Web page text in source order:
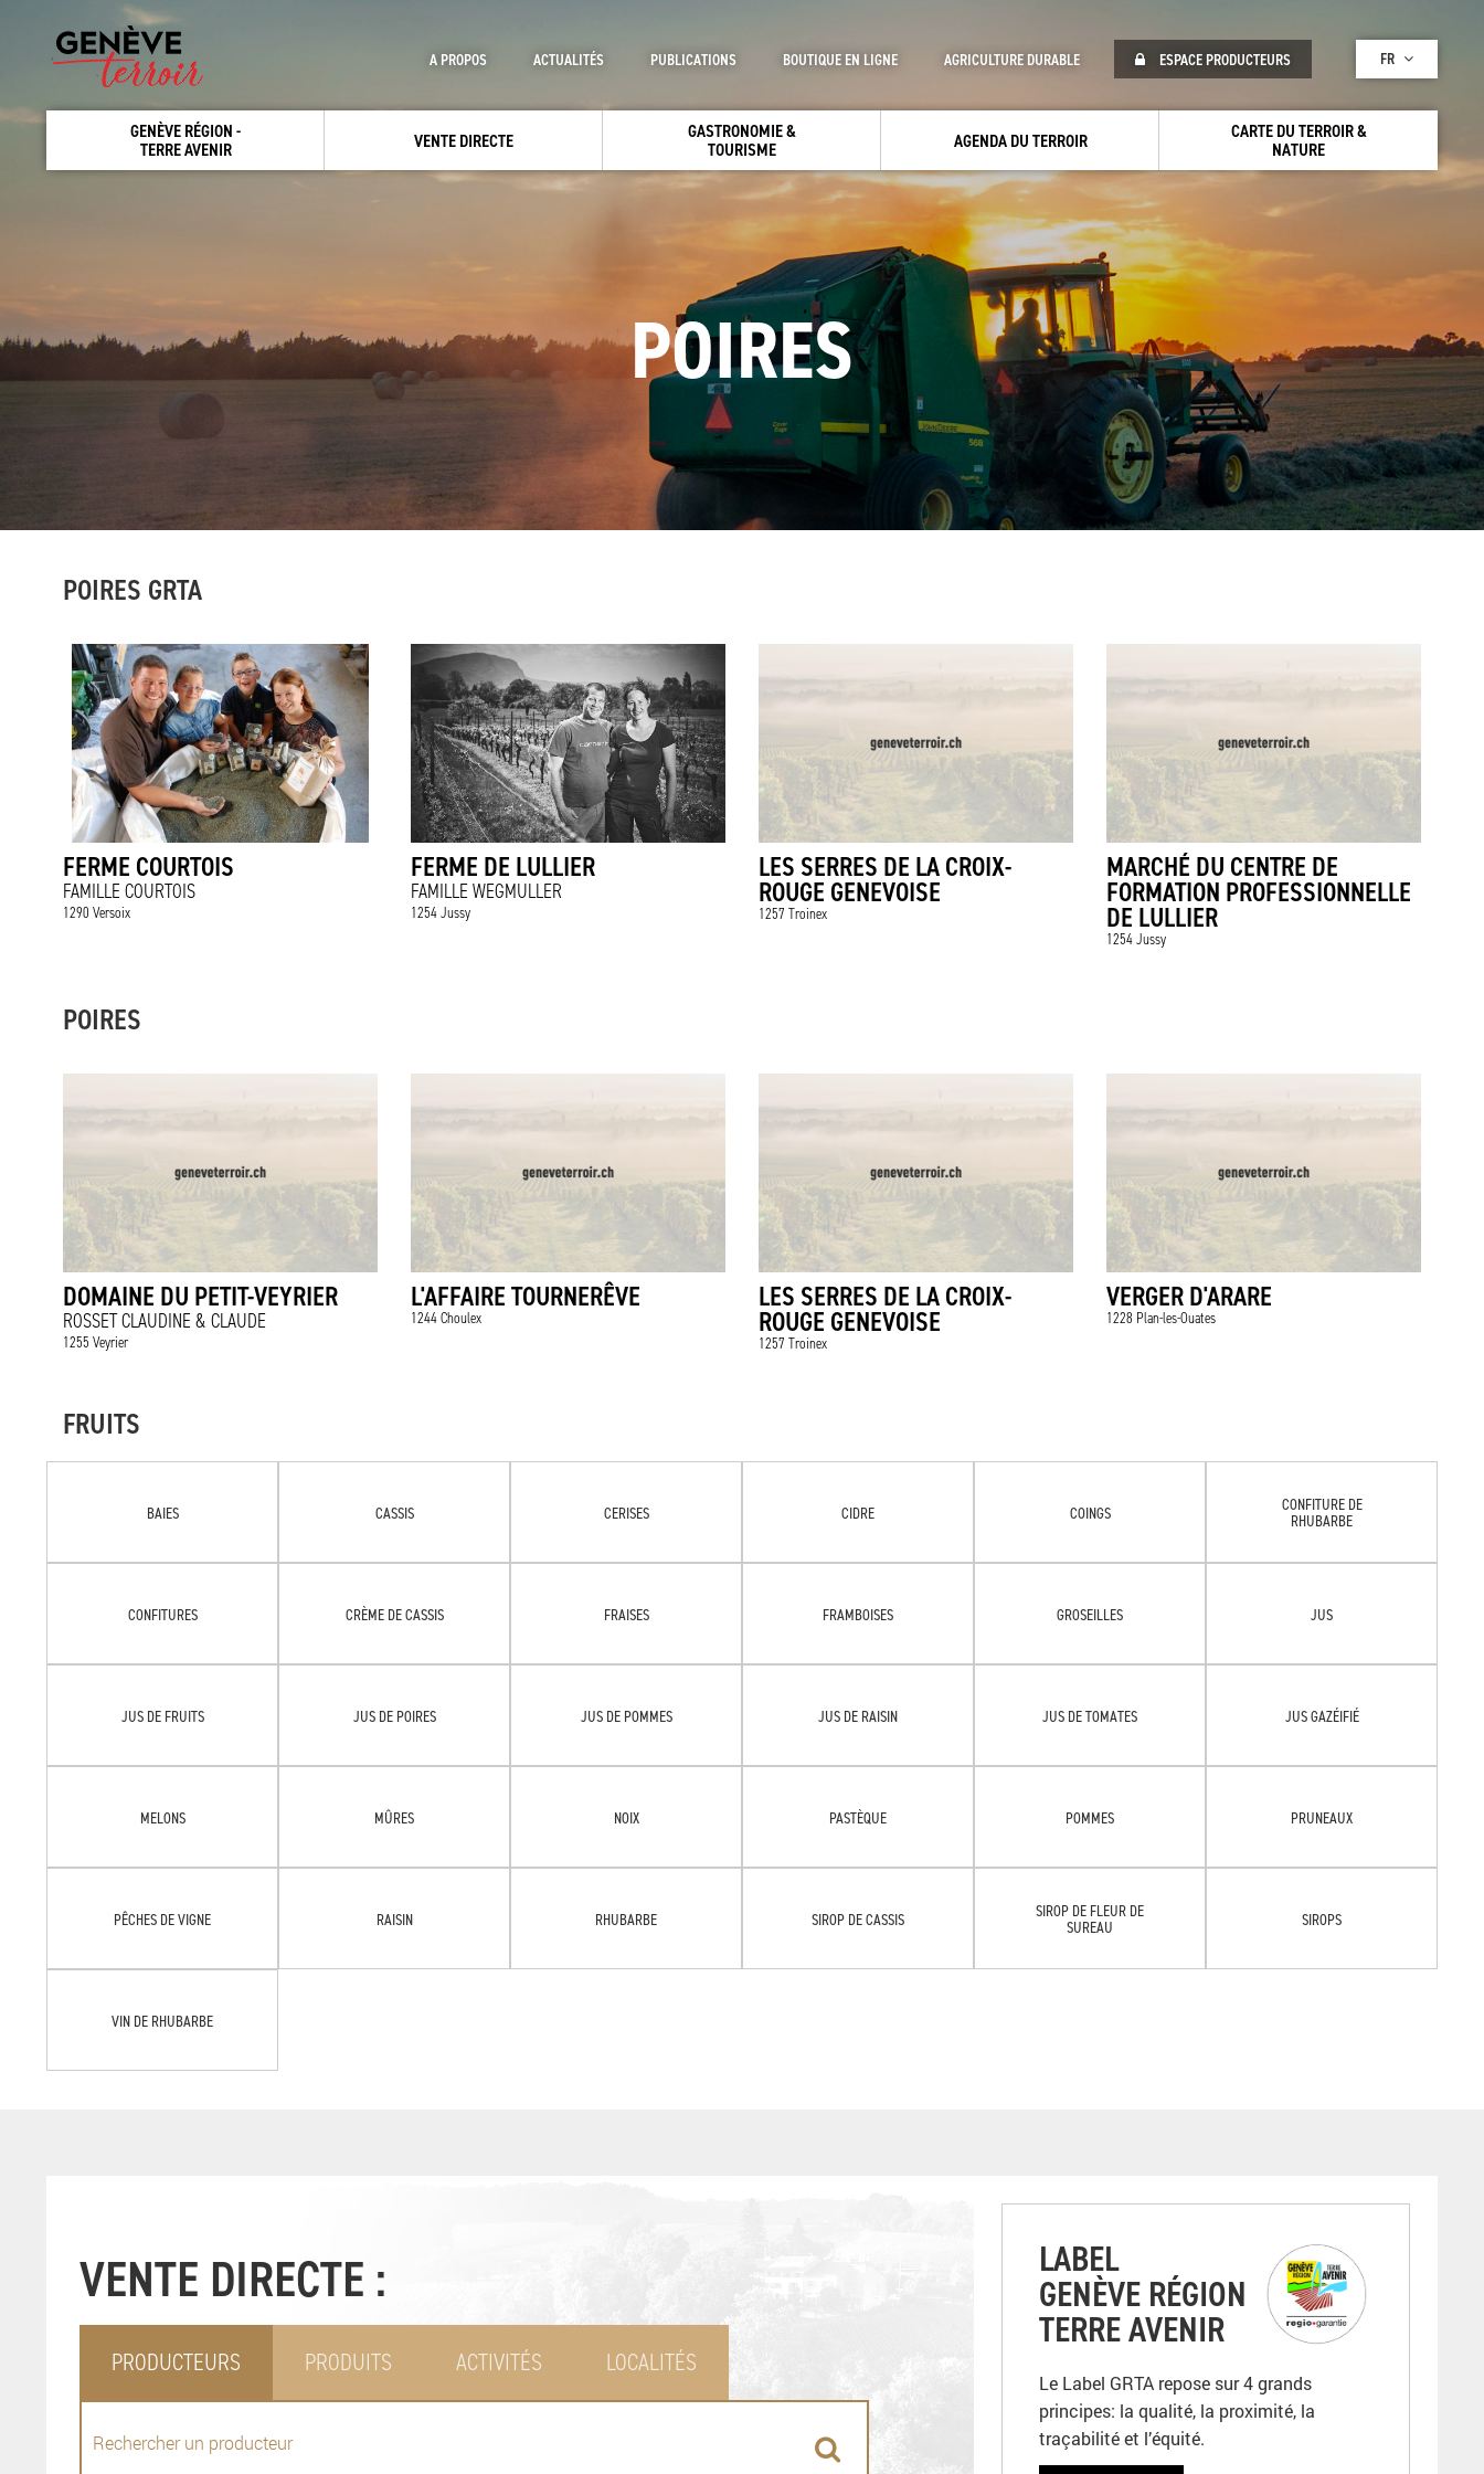
GENÈVE RÉGION -
TERRE AVENIR
VENTE DIRECTE
GASTRONOMIE &
TOURISME
AGENDA DU TERROIR
CARTE DU TERROIR &
NATURE
A PROPOS ACTUALITÉS PUBLICATIONS BOUTIQUE EN LIGNE AGRICULTURE DURABLE ESPACE PRODUCTEURS FR
POIRES
POIRES GRTA
FERME COURTOIS
FAMILLE COURTOIS
1290 Versoix
FERME DE LULLIER
FAMILLE WEGMULLER
1254 Jussy
LES SERRES DE LA CROIX-
ROUGE GENEVOISE
1257 Troinex
MARCHÉ DU CENTRE DE
FORMATION PROFESSIONNELLE
DE LULLIER
1254 Jussy
POIRES
DOMAINE DU PETIT-VEYRIER
ROSSET CLAUDINE & CLAUDE
1255 Veyrier
L'AFFAIRE TOURNERÊVE
1244 Choulex
LES SERRES DE LA CROIX-
ROUGE GENEVOISE
1257 Troinex
VERGER D'ARARE
1228 Plan-les-Ouates
FRUITS
BAIES CASSIS CERISES CIDRE COINGS
CONFITURE DE
RHUBARBE
CONFITURES CRÈME DE CASSIS FRAISES FRAMBOISES GROSEILLES JUS
JUS DE FRUITS JUS DE POIRES JUS DE POMMES JUS DE RAISIN JUS DE TOMATES JUS GAZÉIFIÉ
MELONS MÛRES NOIX PASTÈQUE POMMES PRUNEAUX
PÊCHES DE VIGNE RAISIN RHUBARBE SIROP DE CASSIS
SIROP DE FLEUR DE
SUREAU
SIROPS
VIN DE RHUBARBE
VENTE DIRECTE :
PRODUCTEURS PRODUITS ACTIVITÉS LOCALITÉS
LABEL
GENÈVE RÉGION
TERRE AVENIR
Le Label GRTA repose sur 4 grands
principes: la qualité, la proximité, la
traçabilité et l’équité.